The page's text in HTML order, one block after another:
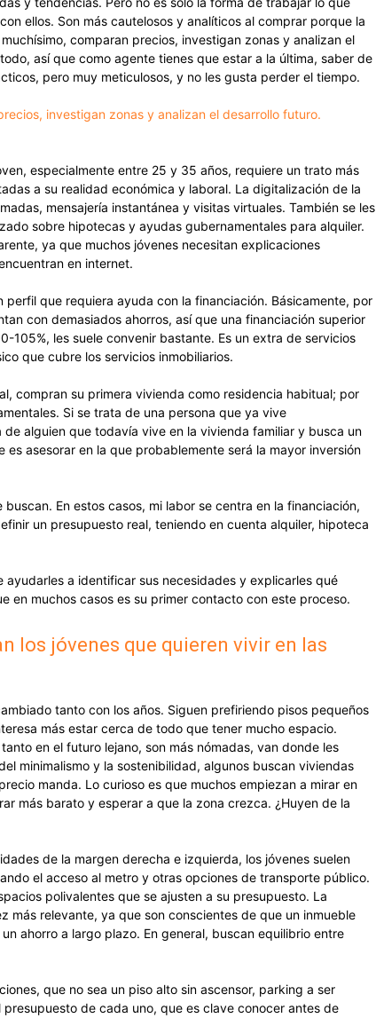
ellos. Son más cautelosos y analíticos al comprar porque la
comparan precios, investigan zonas y analizan el
así que como agente tienes que estar a la última, saber de
pero muy meticulosos, y no les gusta perder el tiempo.
investigan zonas y analizan el desarrollo futuro.
especialmente entre 25 y 35 años, requiere un trato más
a su realidad económica y laboral. La digitalización de la
mensajería instantánea y visitas virtuales. También se les
sobre hipotecas y ayudas gubernamentales para alquiler.
ya que muchos jóvenes necesitan explicaciones
en internet.
que requiera ayuda con la financiación. Básicamente, por
con demasiados ahorros, así que una financiación superior
105%, les suele convenir bastante. Es un extra de servicios
que cubre los servicios inmobiliarios.
compran su primera vivienda como residencia habitual; por
Si se trata de una persona que ya vive
alguien que todavía vive en la vivienda familiar y busca un
asesorar en la que probablemente será la mayor inversión
En estos casos, mi labor se centra en la financiación,
un presupuesto real, teniendo en cuenta alquiler, hipoteca
ayudarles a identificar sus necesidades y explicarles qué
en muchos casos es su primer contacto con este proceso.
los jóvenes que quieren vivir en las
tanto con los años. Siguen prefiriendo pisos pequeños
más estar cerca de todo que tener mucho espacio.
en el futuro lejano, son más nómadas, van donde les
minimalismo y la sostenibilidad, algunos buscan viviendas
manda. Lo curioso es que muchos empiezan a mirar en
más barato y esperar a que la zona crezca. ¿Huyen de la
de la margen derecha e izquierda, los jóvenes suelen
el acceso al metro y otras opciones de transporte público.
polivalentes que se ajusten a su presupuesto. La
más relevante, ya que son conscientes de que un inmueble
ahorro a largo plazo. En general, buscan equilibrio entre
que no sea un piso alto sin ascensor, parking a ser
de cada uno, que es clave conocer antes de